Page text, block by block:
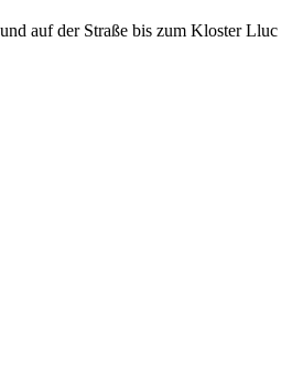
auf der Straße bis zum Kloster Lluc